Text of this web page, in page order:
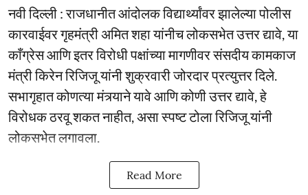
नवी दिल्ली : राजधानीत आंदोलक विद्यार्थ्यांवर झालेल्या पोलीस
कारवाईवर गृहमंत्री अमित शहा यांनीच लोकसभेत उत्तर द्यावे, या
काँग्रेस आणि इतर विरोधी पक्षांच्या मागणीवर संसदीय कामकाज
मंत्री किरेन रिजिजू यांनी शुक्रवारी जोरदार प्रत्युत्तर दिले.
सभागृहात कोणत्या मंत्र्याने यावे आणि कोणी उत्तर द्यावे, हे
विरोधक ठरवू शकत नाहीत, असा स्पष्ट टोला रिजिजू यांनी
लोकसभेत लगावला.
Read More